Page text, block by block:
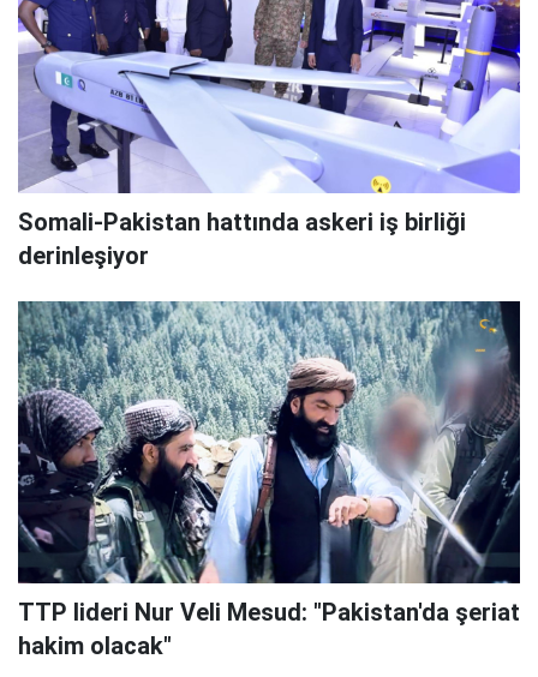
Somali-Pakistan hattında askeri iş birliği
derinleşiyor
TTP lideri Nur Veli Mesud: "Pakistan'da şeriat
hakim olacak"